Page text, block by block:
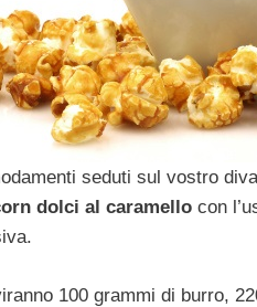
seduti sul vostro
dolci al caramello con
100 grammi di burro,